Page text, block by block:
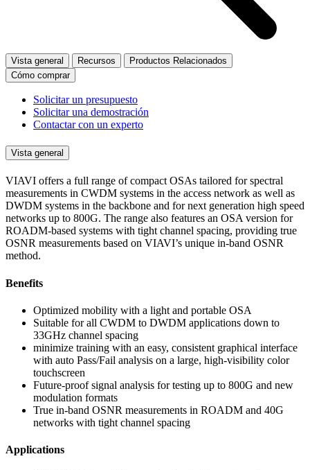
Vista general Recursos
Productos Relacionados
Cómo comprar
Solicitar un presupuesto
Solicitar una demostración
Contactar con un experto
Vista general
VIAVI offers a full range of compact OSAs tailored for spectral
measurements in CWDM syst​ems in the access network as well as
DWDM systems in the backbone and for next generation high speed
networks up to 800G. The range also features an OSA version for
ROADM-based systems with tight channel spacing, providing true
OSNR measurements based on VIAVI’s unique in-band OSNR
method.
Benefits
Optimized mobility with a light and portable OSA
Suitable for all CWDM to DWDM applications down to
33GHz channel spacing
minimize training with an easy, consistent graphical interface
with auto Pass/Fail analysis on a large, high-visibility color
touchscreen
Future-proof signal analysis for testing up to 800G and new
modulation formats
True in-band OSNR measurements in ROADM and 40G
networks with tight channel spacing
Applications